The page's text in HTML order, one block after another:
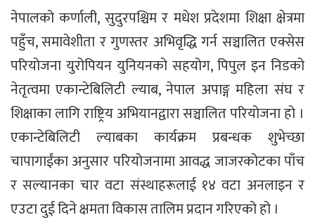
नेपालको कर्णाली, सुदुरपश्चिम र मधेश प्रदेशमा शिक्षा क्षेत्रमा
पहुँच, समावेशीता र गुणस्तर अभिवृद्धि गर्न सञ्चालित एक्सेस
परियोजना युरोपियन युनियनको सहयोग, पिपुल इन निडको
नेतृत्वमा एकान्टेबिलिटी ल्याब, नेपाल अपाङ्ग महिला संघ र
शिक्षाका लागि राष्ट्रिय अभियानद्वारा सञ्चालित परियोजना हो ।
एकान्टेबिलिटी ल्याबका कार्यक्रम प्रबन्धक शुभेच्छा
चापागाईंका अनुसार परियोजनामा आवद्ध जाजरकोटका पाँच
र सल्यानका चार वटा संस्थाहरूलाई १४ वटा अनलाइन र
एउटा दुई दिने क्षमता विकास तालिम प्रदान गरिएको हो ।